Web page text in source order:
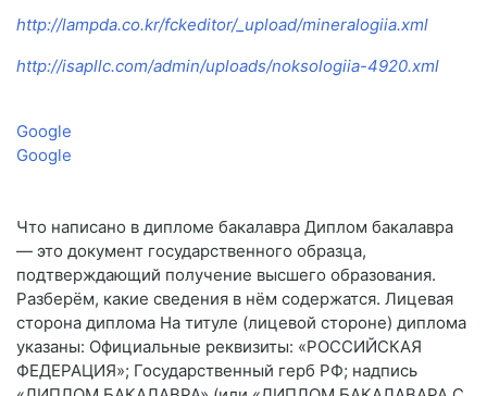
http://lampda.co.kr/fckeditor/_upload/mineralogiia.xml
http://isapllc.com/admin/uploads/noksologiia-4920.xml
Google
Google
Что написано в дипломе бакалавра Диплом бакалавра
— это документ государственного образца,
подтверждающий получение высшего образования.
Разберём, какие сведения в нём содержатся. Лицевая
сторона диплома На титуле (лицевой стороне) диплома
указаны: Официальные реквизиты: «РОССИЙСКАЯ
ФЕДЕРАЦИЯ»; Государственный герб РФ; надпись